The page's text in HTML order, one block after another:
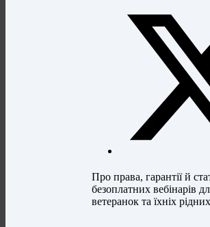
Про права, гарантії й
безоплатних вебінарів
ветеранок та їхніх рідних